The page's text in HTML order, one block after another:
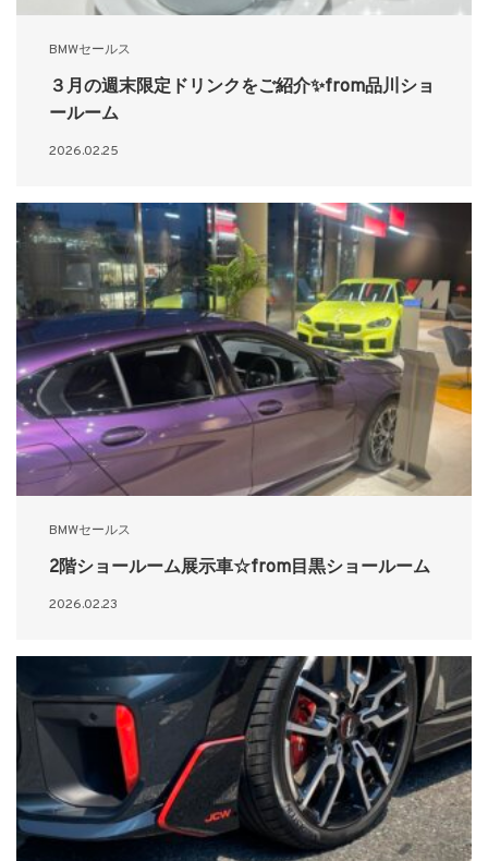
BMWセールス
３月の週末限定ドリンクをご紹介✨from品川ショ
ールーム
2026.02.25
BMWセールス
2階ショールーム展示車☆from目黒ショールーム
2026.02.23